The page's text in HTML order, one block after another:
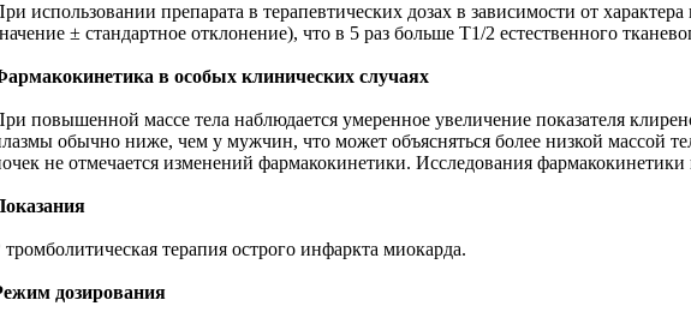
использовании препарата в терапевтических дозах в зависимости от
± стандартное отклонение), что в 5 раз больше T1/2 естественного
в особых клинических случаях
повышенной массе тела наблюдается умеренное увеличение показателя
обычно ниже, чем у мужчин, что может объясняться более низкой массой
не отмечается изменений фармакокинетики. Исследования
терапия острого инфаркта миокарда.
дозирования